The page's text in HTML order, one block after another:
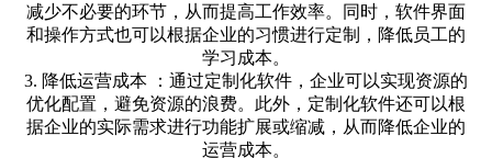
减少不必要的环节，从而提高工作效率。同时，软件界面
和操作方式也可以根据企业的习惯进行定制，降低员工的
学习成本。
3. 降低运营成本 ：通过定制化软件，企业可以实现资源的
优化配置，避免资源的浪费。此外，定制化软件还可以根
据企业的实际需求进行功能扩展或缩减，从而降低企业的
运营成本。